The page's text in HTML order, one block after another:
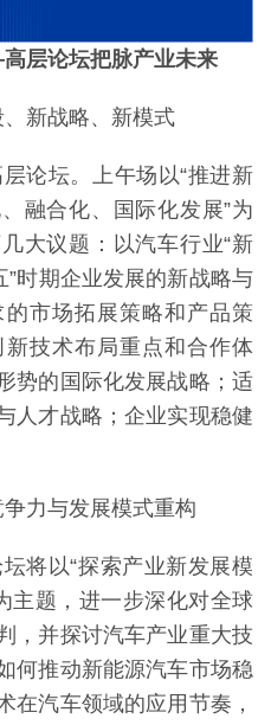
层论坛把脉产业未来
、新战略、新模式
论坛。上午场以“推进新
融合化、国际化发展”为
大议题：以汽车行业“新
”时期企业发展的新战略与
市场拓展策略和产品策
技术布局重点和合作体
势的国际化发展战略；适
人才战略；企业实现稳健
争力与发展模式重构
将以“探索产业新发展模
主题，进一步深化对全球
，并探讨汽车产业重大技
何推动新能源汽车市场稳
在汽车领域的应用节奏，